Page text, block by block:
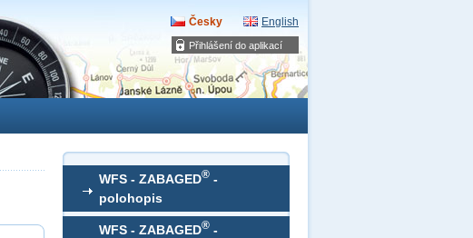
Přihlášení do aplikací
Česky English
WFS - ZABAGED® -
polohopis
WFS - ZABAGED® -